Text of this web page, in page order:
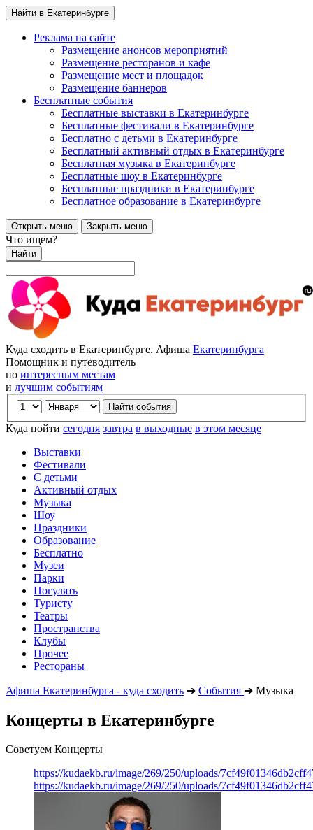
Найти в Екатеринбурге
Реклама на сайте
Размещение анонсов мероприятий
Размещение ресторанов и кафе
Размещение мест и площадок
Размещение баннеров
Бесплатные события
Бесплатные выставки в Екатеринбурге
Бесплатные фестивали в Екатеринбурге
Бесплатно с детьми в Екатеринбурге
Бесплатный активный отдых в Екатеринбурге
Бесплатная музыка в Екатеринбурге
Бесплатные шоу в Екатеринбурге
Бесплатные праздники в Екатеринбурге
Бесплатное образование в Екатеринбурге
Открыть меню Закрыть меню
Что ищем?
Найти
Куда сходить в Екатеринбурге. Афиша Екатеринбурга
Помощник и путеводитель
по интересным местам
и лучшим событиям
Куда пойти сегодня завтра в выходные в этом месяце
Выставки
Фестивали
С детьми
Активный отдых
Музыка
Шоу
Праздники
Образование
Бесплатно
Музеи
Парки
Погулять
Туристу
Театры
Пространства
Клубы
Прочее
Рестораны
Афиша Екатеринбурга - куда сходить ➔ События ➔ Музыка
Концерты в Екатеринбурге
Советуем Концерты
https://kudaekb.ru/image/269/250/uploads/
https://kudaekb.ru/image/269/250/uploads/